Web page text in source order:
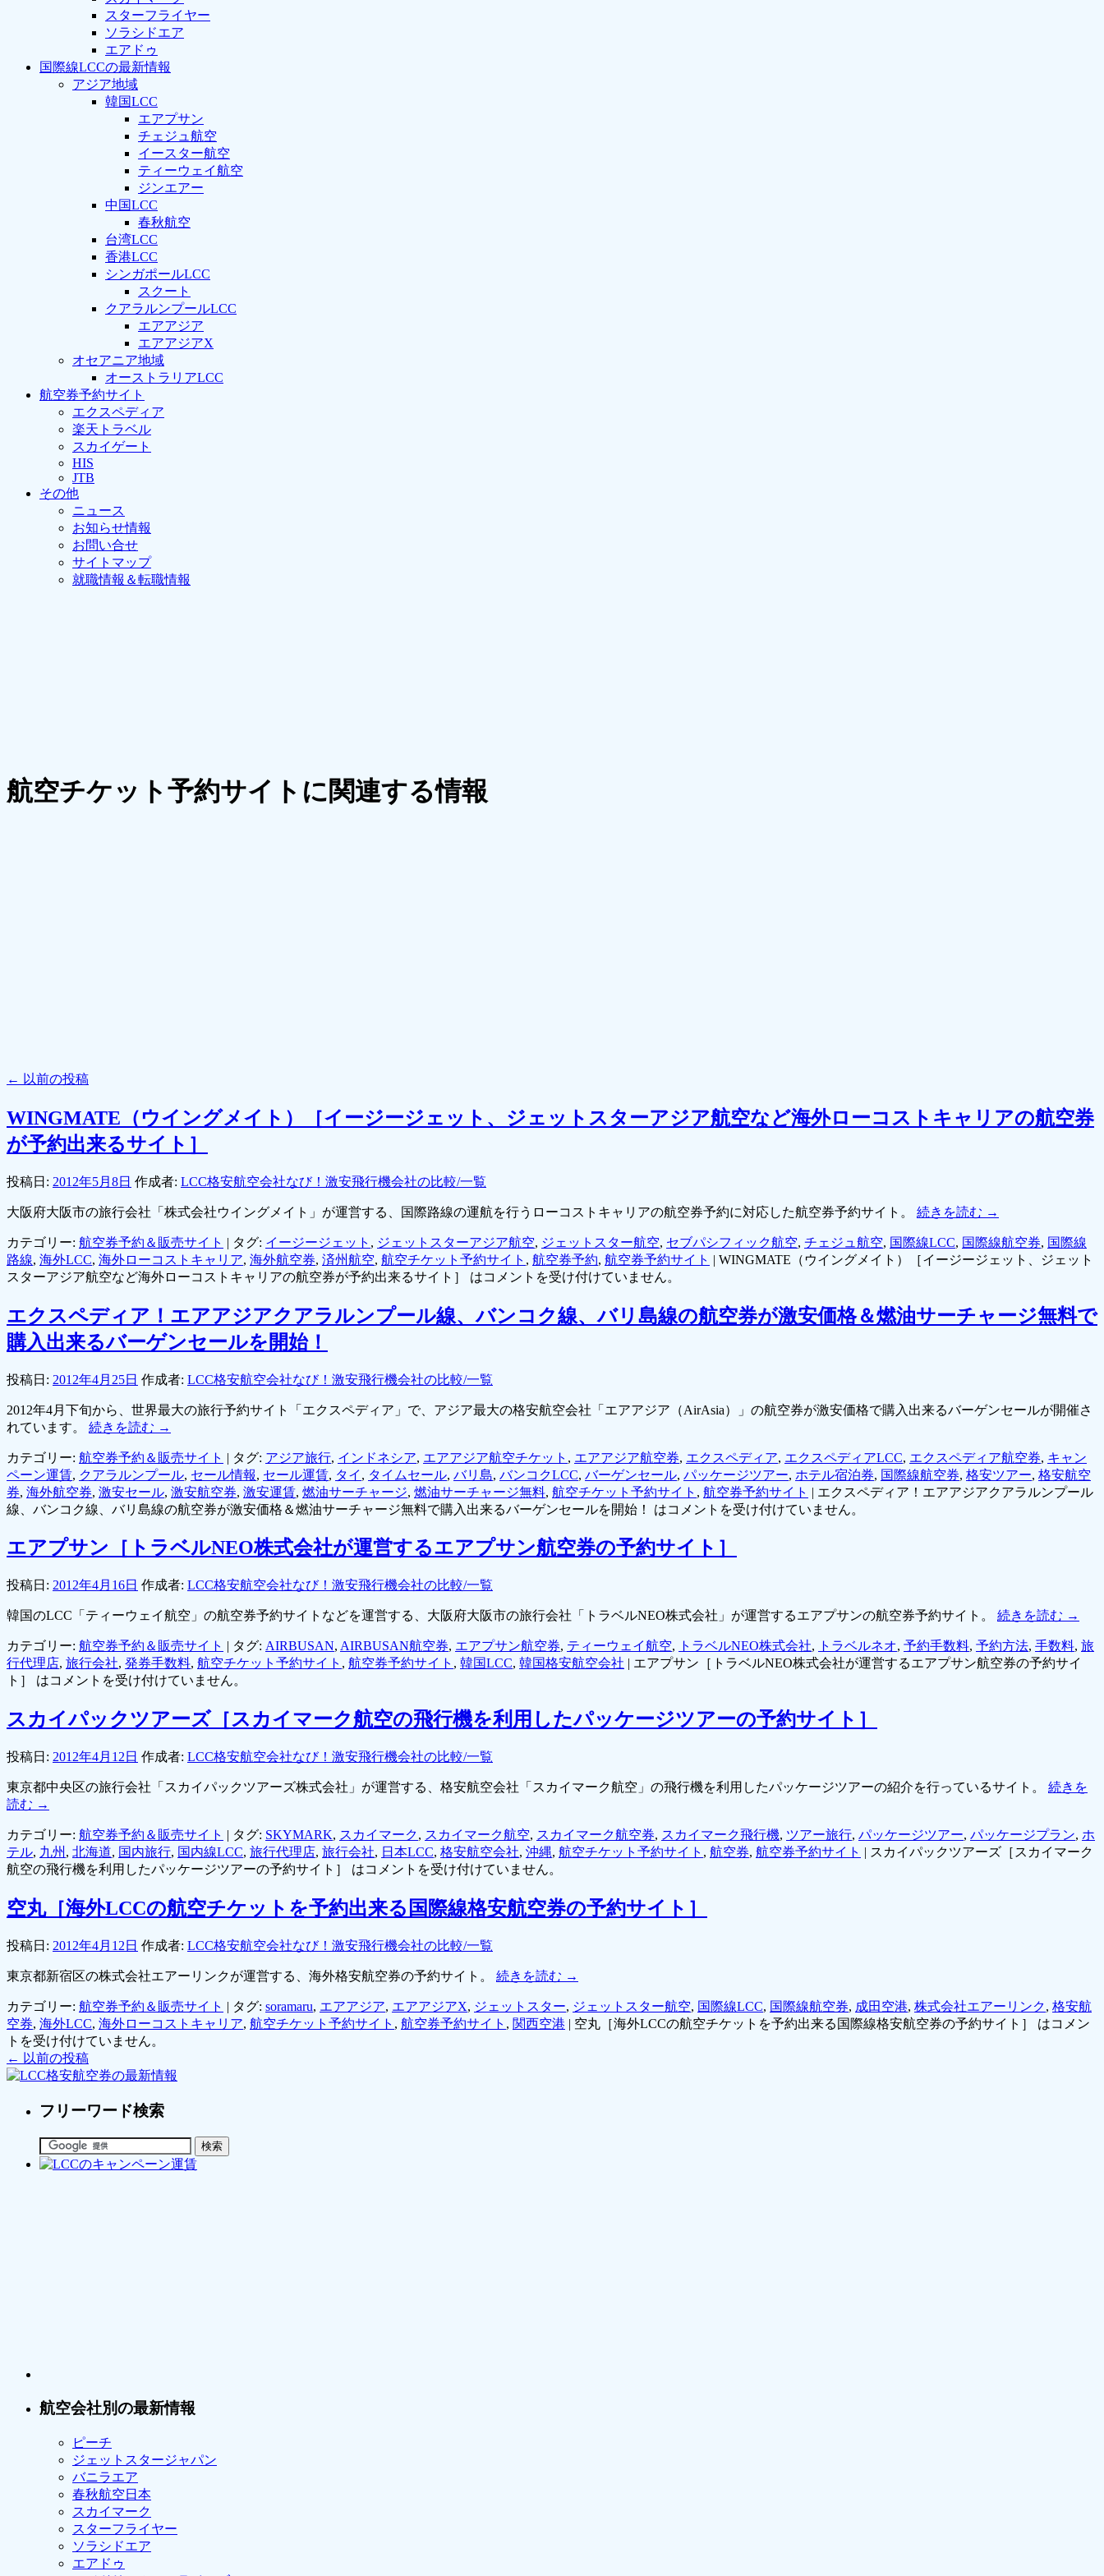
スターフライヤー
ソラシドエア
エアドゥ
国際線LCCの最新情報
アジア地域
韓国LCC
エアプサン
チェジュ航空
イースター航空
ティーウェイ航空
ジンエアー
中国LCC
春秋航空
台湾LCC
香港LCC
シンガポールLCC
スクート
クアラルンプールLCC
エアアジア
エアアジアX
オセアニア地域
オーストラリアLCC
航空券予約サイト
エクスペディア
楽天トラベル
スカイゲート
HIS
JTB
その他
ニュース
お知らせ情報
お問い合せ
サイトマップ
就職情報＆転職情報
航空チケット予約サイトに関連する情報
← 以前の投稿
WINGMATE（ウイングメイト）［イージージェット、ジェットスターアジア航空など海外ローコストキャリアの航空券
が予約出来るサイト］
投稿日: 2012年5月8日 作成者: LCC格安航空会社なび！激安飛行機会社の比較/一覧
大阪府大阪市の旅行会社「株式会社ウイングメイト」が運営する、国際路線の運航を行うローコストキャリアの航空券予約に対応した航空券予約サイト。 続きを読む →
カテゴリー: 航空券予約＆販売サイト | タグ: イージージェット , ジェットスターアジア航空, ジェットスター航空, セブパシフィック航空, チェジュ航空, 国際線LCC, 国際線航空券, 国際線
路線, 海外LCC, 海外ローコストキャリア, 海外航空券, 済州航空, 航空チケット予約サイト , 航空券予約, 航空券予約サイト | WINGMATE（ウイングメイト）［イージージェット、ジェット
スターアジア航空など海外ローコストキャリアの航空券が予約出来るサイト］ はコメントを受け付けていません。
エクスペディア！エアアジアクアラルンプール線、バンコク線、バリ島線の航空券が激安価格＆燃油サーチャージ無料で
購入出来るバーゲンセールを開始！
投稿日: 2012年4月25日 作成者: LCC格安航空会社なび！激安飛行機会社の比較/一覧
2012年4月下旬から、世界最大の旅行予約サイト「エクスペディア」で、アジア最大の格安航空会社「エアアジア（AirAsia）」の航空券が激安価格で購入出来るバーゲンセールが開催さ
れています。 続きを読む →
カテゴリー: 航空券予約＆販売サイト | タグ: アジア旅行, インドネシア, エアアジア航空チケット , エアアジア航空券, エクスペディア, エクスペディアLCC, エクスペディア航空券, キャン
ペーン運賃, クアラルンプール, セール情報, セール運賃, タイ , タイムセール, バリ島, バンコクLCC, バーゲンセール, パッケージツアー, ホテル宿泊券, 国際線航空券, 格安ツアー, 格安航空
券, 海外航空券, 激安セール, 激安航空券, 激安運賃, 燃油サーチャージ, 燃油サーチャージ無料, 航空チケット予約サイト , 航空券予約サイト | エクスペディア！エアアジアクアラルンプール
線、バンコク線、バリ島線の航空券が激安価格＆燃油サーチャージ無料で購入出来るバーゲンセールを開始！ はコメントを受け付けていません。
エアプサン［トラベルNEO株式会社が運営するエアプサン航空券の予約サイト］
投稿日: 2012年4月16日 作成者: LCC格安航空会社なび！激安飛行機会社の比較/一覧
韓国のLCC「ティーウェイ航空」の航空券予約サイトなどを運営する、大阪府大阪市の旅行会社「トラベルNEO株式会社」が運営するエアプサンの航空券予約サイト。 続きを読む →
カテゴリー: 航空券予約＆販売サイト | タグ: AIRBUSAN, AIRBUSAN航空券, エアプサン航空券, ティーウェイ航空, トラベルNEO株式会社, トラベルネオ, 予約手数料, 予約方法, 手数料, 旅
行代理店, 旅行会社, 発券手数料, 航空チケット予約サイト , 航空券予約サイト , 韓国LCC, 韓国格安航空会社 | エアプサン［トラベルNEO株式会社が運営するエアプサン航空券の予約サイ
ト］ はコメントを受け付けていません。
スカイパックツアーズ［スカイマーク航空の飛行機を利用したパッケージツアーの予約サイト］
投稿日: 2012年4月12日 作成者: LCC格安航空会社なび！激安飛行機会社の比較/一覧
東京都中央区の旅行会社「スカイパックツアーズ株式会社」が運営する、格安航空会社「スカイマーク航空」の飛行機を利用したパッケージツアーの紹介を行っているサイト。 続きを
読む →
カテゴリー: 航空券予約＆販売サイト | タグ: SKYMARK, スカイマーク, スカイマーク航空, スカイマーク航空券, スカイマーク飛行機, ツアー旅行, パッケージツアー, パッケージプラン, ホ
テル, 九州 , 北海道, 国内旅行, 国内線LCC, 旅行代理店, 旅行会社, 日本LCC, 格安航空会社, 沖縄, 航空チケット予約サイト , 航空券, 航空券予約サイト | スカイパックツアーズ［スカイマーク
航空の飛行機を利用したパッケージツアーの予約サイト］ はコメントを受け付けていません。
空丸［海外LCCの航空チケットを予約出来る国際線格安航空券の予約サイト］
投稿日: 2012年4月12日 作成者: LCC格安航空会社なび！激安飛行機会社の比較/一覧
東京都新宿区の株式会社エアーリンクが運営する、海外格安航空券の予約サイト。 続きを読む →
カテゴリー: 航空券予約＆販売サイト | タグ: soramaru, エアアジア, エアアジアX, ジェットスター, ジェットスター航空, 国際線LCC, 国際線航空券, 成田空港, 株式会社エアーリンク, 格安航
空券, 海外LCC, 海外ローコストキャリア, 航空チケット予約サイト , 航空券予約サイト , 関西空港 | 空丸［海外LCCの航空チケットを予約出来る国際線格安航空券の予約サイト］ はコメン
トを受け付けていません。
← 以前の投稿
フリーワード検索
航空会社別の最新情報
ピーチ
ジェットスタージャパン
バニラエア
春秋航空日本
スカイマーク
スターフライヤー
ソラシドエア
エアドゥ